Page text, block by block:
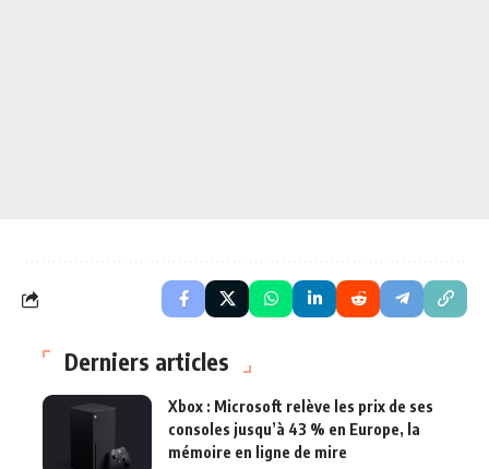
Derniers articles
Xbox : Microsoft relève les prix de ses
consoles jusqu’à 43 % en Europe, la
mémoire en ligne de mire